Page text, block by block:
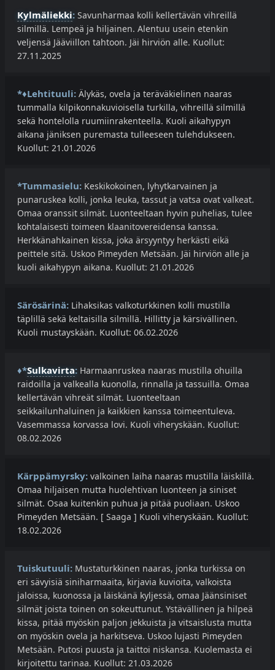
Kylmäliekki: Savunharmaa kolli kellertävän vihreillä
silmillä. Lempeä ja hiljainen. Alentuu usein etenkin
veljensä Jääviillon tahtoon. Jäi hirviön alle. Kuollut:
27.11.2025
*♦Lehtituuli: Älykäs, ovela ja teräväkielinen naaras
tummalla kilpikonnakuvioisella turkilla, vihreillä silmillä
sekä hontelolla ruumiinrakenteella. Kuoli aikahypyn
aikana jäniksen puremasta tulleeseen tulehdukseen.
Kuollut: 21.01.2026
*Tummasielu: Keskikokoinen, lyhytkarvainen ja
punaruskea kolli, jonka leuka, tassut ja vatsa ovat valkeat.
Omaa oranssit silmät. Luonteeltaan hyvin puhelias, tulee
kohtalaisesti toimeen klaanitovereidensa kanssa.
Herkkänahkainen kissa, joka ärsyyntyy herkästi eikä
peittele sitä. Uskoo Pimeyden Metsään. Jäi hirviön alle ja
kuoli aikahypyn aikana. Kuollut: 21.01.2026
Särösärinä: Lihaksikas valkoturkkinen kolli mustilla
täplillä sekä keltaisilla silmillä. Hillitty ja kärsivällinen.
Kuoli mustayskään. Kuollut: 06.02.2026
♦*Sulkavirta: Harmaanruskea naaras mustilla ohuilla
raidoilla ja valkealla kuonolla, rinnalla ja tassuilla. Omaa
kellertävän vihreät silmät. Luonteeltaan
seikkailunhaluinen ja kaikkien kanssa toimeentuleva.
Vasemmassa korvassa lovi. Kuoli viheryskään. Kuollut:
08.02.2026
Kärppämyrsky: valkoinen laiha naaras mustilla läiskillä.
Omaa hiljaisen mutta huolehtivan luonteen ja siniset
silmät. Osaa kuitenkin puhua ja pitää puoliaan. Uskoo
Pimeyden Metsään. [ Saaga ] Kuoli viheryskään. Kuollut:
18.02.2026
Tuiskutuuli: Mustaturkkinen naaras, jonka turkissa on
eri sävyisiä siniharmaaita, kirjavia kuvioita, valkoista
jaloissa, kuonossa ja läiskänä kyljessä, omaa Jäänsiniset
silmät joista toinen on sokeuttunut. Ystävällinen ja hilpeä
kissa, pitää myöskin paljon jekkuista ja vitsaislusta mutta
on myöskin ovela ja harkitseva. Uskoo lujasti Pimeyden
Metsään. Putosi puusta ja taittoi niskansa. Kuolemasta ei
kirjoitettu tarinaa. Kuollut: 21.03.2026